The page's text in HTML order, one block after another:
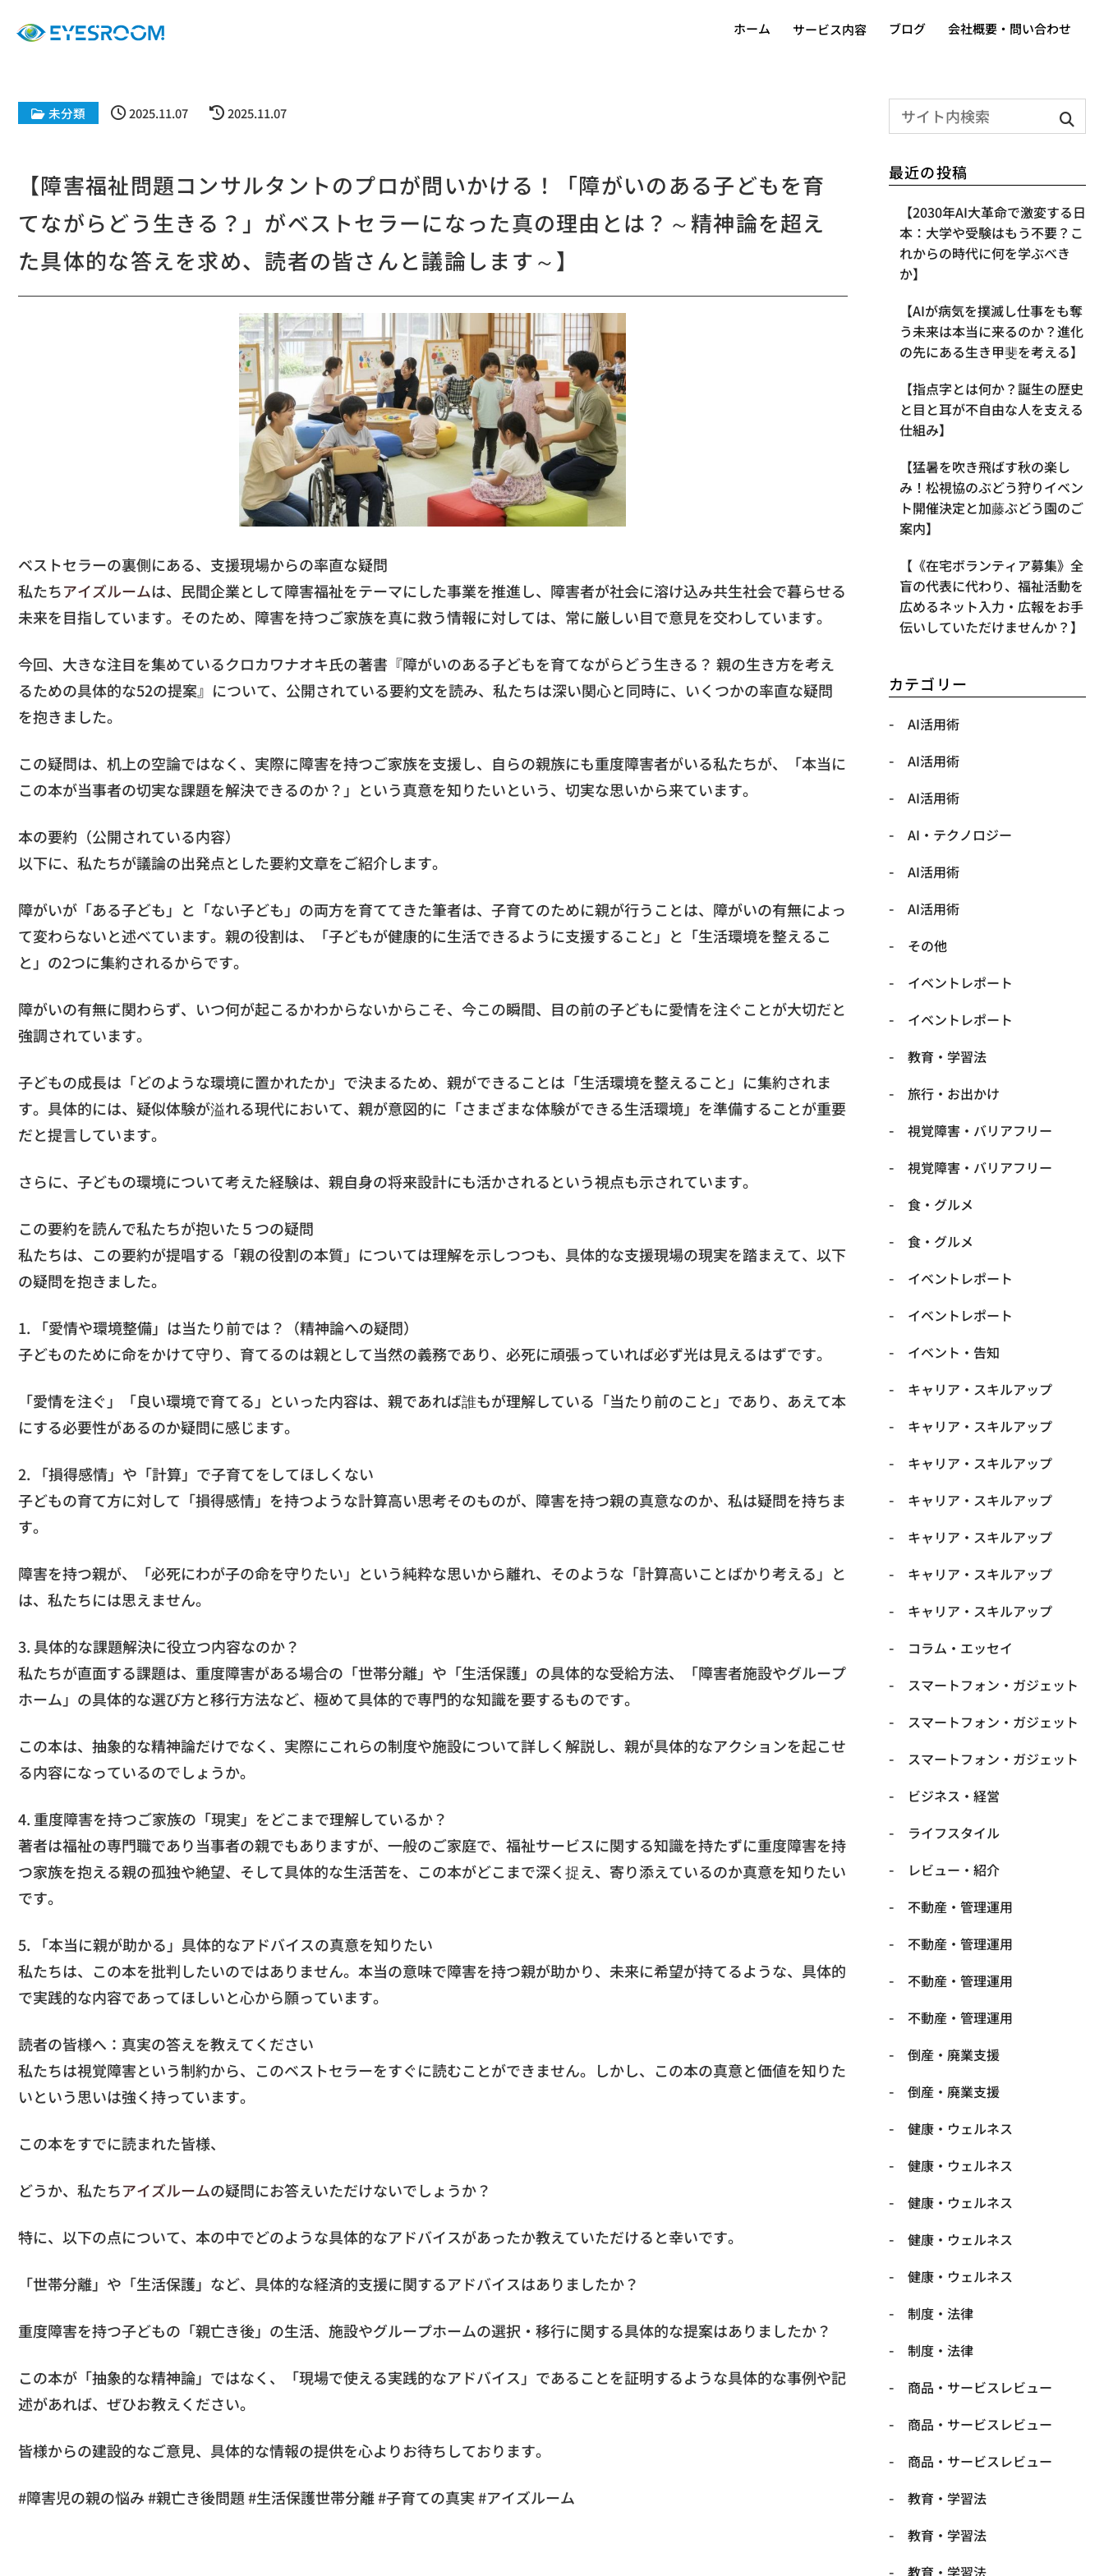
ホーム サービス内容 ブログ 会社概要・問い合わせ
未分類 2025.11.07 2025.11.07
【障害福祉問題コンサルタントのプロが問いかける！「障がいのある子どもを育
てながらどう生きる？」がベストセラーになった真の理由とは？～精神論を超え
た具体的な答えを求め、読者の皆さんと議論します～】
ベストセラーの裏側にある、支援現場からの率直な疑問
私たちアイズルームは、民間企業として障害福祉をテーマにした事業を推進し、障害者が社会に溶け込み共生社会で暮らせる
未来を目指しています。そのため、障害を持つご家族を真に救う情報に対しては、常に厳しい目で意見を交わしています。
今回、大きな注目を集めているクロカワナオキ氏の著書『障がいのある子どもを育てながらどう生きる？ 親の生き方を考え
るための具体的な52の提案』について、公開されている要約文を読み、私たちは深い関心と同時に、いくつかの率直な疑問
を抱きました。
この疑問は、机上の空論ではなく、実際に障害を持つご家族を支援し、自らの親族にも重度障害者がいる私たちが、「本当に
この本が当事者の切実な課題を解決できるのか？」という真意を知りたいという、切実な思いから来ています。
本の要約（公開されている内容）
以下に、私たちが議論の出発点とした要約文章をご紹介します。
障がいが「ある子ども」と「ない子ども」の両方を育ててきた筆者は、子育てのために親が行うことは、障がいの有無によっ
て変わらないと述べています。親の役割は、「子どもが健康的に生活できるように支援すること」と「生活環境を整えるこ
と」の2つに集約されるからです。
障がいの有無に関わらず、いつ何が起こるかわからないからこそ、今この瞬間、目の前の子どもに愛情を注ぐことが大切だと
強調されています。
子どもの成長は「どのような環境に置かれたか」で決まるため、親ができることは「生活環境を整えること」に集約されま
す。具体的には、疑似体験が溢れる現代において、親が意図的に「さまざまな体験ができる生活環境」を準備することが重要
だと提言しています。
さらに、子どもの環境について考えた経験は、親自身の将来設計にも活かされるという視点も示されています。
この要約を読んで私たちが抱いた５つの疑問
私たちは、この要約が提唱する「親の役割の本質」については理解を示しつつも、具体的な支援現場の現実を踏まえて、以下
の疑問を抱きました。
1. 「愛情や環境整備」は当たり前では？（精神論への疑問）
子どものために命をかけて守り、育てるのは親として当然の義務であり、必死に頑張っていれば必ず光は見えるはずです。
「愛情を注ぐ」「良い環境で育てる」といった内容は、親であれば誰もが理解している「当たり前のこと」であり、あえて本
にする必要性があるのか疑問に感じます。
2. 「損得感情」や「計算」で子育てをしてほしくない
子どもの育て方に対して「損得感情」を持つような計算高い思考そのものが、障害を持つ親の真意なのか、私は疑問を持ちま
す。
障害を持つ親が、「必死にわが子の命を守りたい」という純粋な思いから離れ、そのような「計算高いことばかり考える」と
は、私たちには思えません。
3. 具体的な課題解決に役立つ内容なのか？
私たちが直面する課題は、重度障害がある場合の「世帯分離」や「生活保護」の具体的な受給方法、「障害者施設やグループ
ホーム」の具体的な選び方と移行方法など、極めて具体的で専門的な知識を要するものです。
この本は、抽象的な精神論だけでなく、実際にこれらの制度や施設について詳しく解説し、親が具体的なアクションを起こせ
る内容になっているのでしょうか。
4. 重度障害を持つご家族の「現実」をどこまで理解しているか？
著者は福祉の専門職であり当事者の親でもありますが、一般のご家庭で、福祉サービスに関する知識を持たずに重度障害を持
つ家族を抱える親の孤独や絶望、そして具体的な生活苦を、この本がどこまで深く捉え、寄り添えているのか真意を知りたい
です。
5. 「本当に親が助かる」具体的なアドバイスの真意を知りたい
私たちは、この本を批判したいのではありません。本当の意味で障害を持つ親が助かり、未来に希望が持てるような、具体的
で実践的な内容であってほしいと心から願っています。
読者の皆様へ：真実の答えを教えてください
私たちは視覚障害という制約から、このベストセラーをすぐに読むことができません。しかし、この本の真意と価値を知りた
いという思いは強く持っています。
この本をすでに読まれた皆様、
どうか、私たちアイズルームの疑問にお答えいただけないでしょうか？
特に、以下の点について、本の中でどのような具体的なアドバイスがあったか教えていただけると幸いです。
「世帯分離」や「生活保護」など、具体的な経済的支援に関するアドバイスはありましたか？
重度障害を持つ子どもの「親亡き後」の生活、施設やグループホームの選択・移行に関する具体的な提案はありましたか？
この本が「抽象的な精神論」ではなく、「現場で使える実践的なアドバイス」であることを証明するような具体的な事例や記
述があれば、ぜひお教えください。
皆様からの建設的なご意見、具体的な情報の提供を心よりお待ちしております。
#障害児の親の悩み #親亡き後問題 #生活保護世帯分離 #子育ての真実 #アイズルーム
最近の投稿
【2030年AI大革命で激変する日
本：大学や受験はもう不要？こ
れからの時代に何を学ぶべき
か】
【AIが病気を撲滅し仕事をも奪
う未来は本当に来るのか？進化
の先にある生き甲斐を考える】
【指点字とは何か？誕生の歴史
と目と耳が不自由な人を支える
仕組み】
【​猛暑を吹き飛ばす秋の楽し
み！松視協のぶどう狩りイベン
ト開催決定と加藤ぶどう園のご
案内】
【《在宅ボランティア募集》全
盲の代表に代わり、福祉活動を
広めるネット入力・広報をお手
伝いしていただけませんか？】
カテゴリー
AI活用術
AI活用術
AI活用術
​AI・テクノロジー
​AI活用術
​AI活用術
​その他
​イベントレポート
​イベントレポート
​教育・学習法
​旅行・お出かけ
​視覚障害・バリアフリー
​視覚障害・バリアフリー
​食・グルメ
​食・グルメ
イベントレポート
イベントレポート
イベント・告知
キャリア・スキルアップ
キャリア・スキルアップ
キャリア・スキルアップ
キャリア・スキルアップ
キャリア・スキルアップ
キャリア・スキルアップ
キャリア・スキルアップ
コラム・エッセイ
スマートフォン・ガジェット
スマートフォン・ガジェット
スマートフォン・ガジェット
ビジネス・経営
ライフスタイル
レビュー・紹介
不動産・管理運用
不動産・管理運用
不動産・管理運用
不動産・管理運用
倒産・廃業支援
倒産・廃業支援
健康・ウェルネス
健康・ウェルネス
健康・ウェルネス
健康・ウェルネス
健康・ウェルネス
制度・法律
制度・法律
商品・サービスレビュー
商品・サービスレビュー
商品・サービスレビュー
教育・学習法
教育・学習法